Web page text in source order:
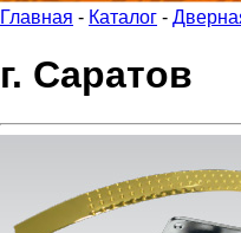
Главная - Каталог -
г. Саратов